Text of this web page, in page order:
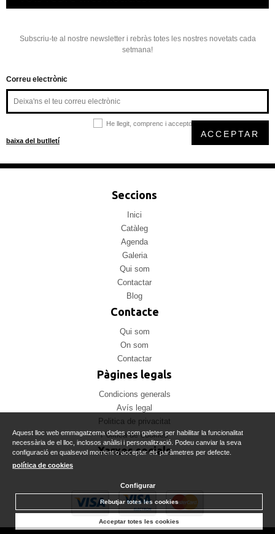
Subscriu-te al nostre newsletter i rebràs totes les nostres novetats cada
setmana!
Correu electrònic
He llegit, comprenc i accepto la
baixa del butlletí
ACCEPTAR
Seccions
Inici
Catàleg
Agenda
Galeria
Qui som
Contactar
Blog
Contacte
Qui som
On som
Contactar
Pàgines legals
Condicions generals
Avís legal
Politica de privacitat
Politica de cookies
Xarxes socials
Aquest lloc web emmagatzema dades com galetes per habilitar la funcionalitat
necessària de el lloc, inclosos anàlisi i personalització. Podeu canviar la seva
configuració en qualsevol moment o acceptar els paràmetres per defecte.
política de cookies
Configurar
Rebutjar totes les cookies
Acceptar totes les cookies